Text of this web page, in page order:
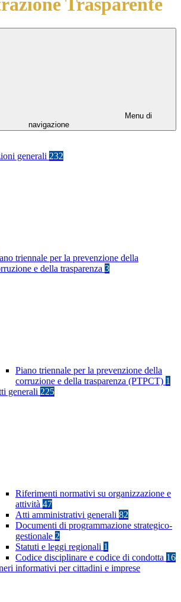
Menu di
navigazione
generali 232
triennale per la prevenzione della
e della trasparenza 3
Piano triennale per la prevenzione della
corruzione e della trasparenza (PTPCT) 1
generali 225
Riferimenti normativi su organizzazione e
attività 47
Atti amministrativi generali 82
Documenti di programmazione strategico-
gestionale 2
Statuti e leggi regionali 1
Codice disciplinare e codice di condotta 16
informativi per cittadini e imprese